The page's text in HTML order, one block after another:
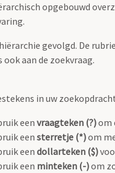
opgebouwd
gevolgd. De
aan de zoekvraag.
in uw
eenvraagteken (?)om
eensterretje (*)om
eendollarteken ($)
een minteken (-)om